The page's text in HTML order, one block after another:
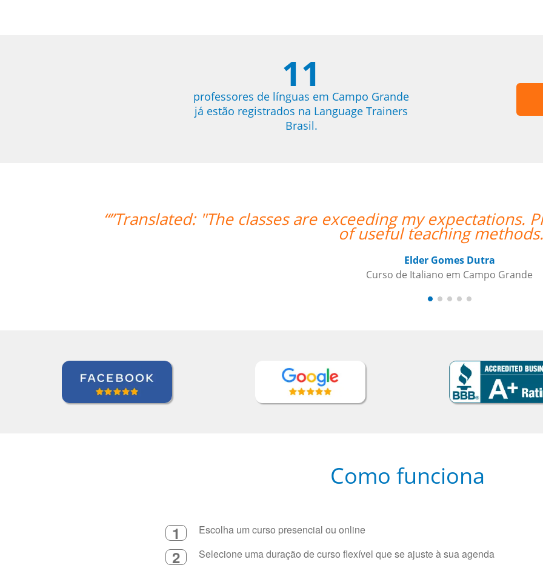
11
professores de línguas em Campo Grande
já estão registrados na Language Trainers
Brasil.
“”Translated: "The classes are exceeding my expectations.
of useful teaching
Elder Gomes Dutra
Curso de Italiano em Campo Grande
Como funciona
1 Escolha um curso presencial ou online
2 Selecione uma duração de curso flexível que se ajuste à sua agenda